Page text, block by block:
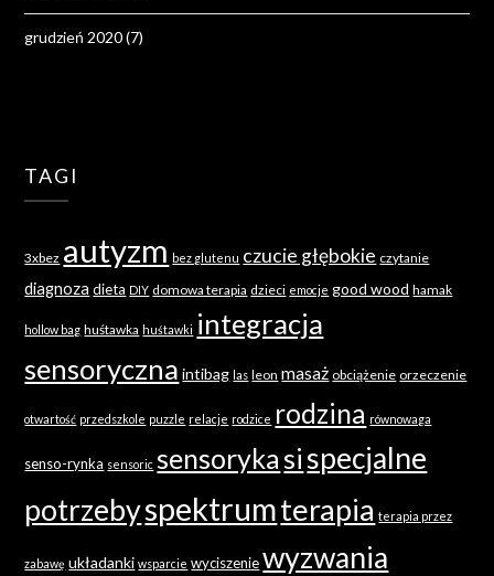
grudzień 2020(7)
TAGI
3xbez autyzm bez glutenu czucie głębokie czytanie
diagnoza dieta DIY domowa terapia dzieci emocje good wood hamak
hollow bag huśtawka huśtawki integracja
sensoryczna intibag las leon masaż obciążenie orzeczenie
otwartość przedszkole puzzle relacje rodzice rodzina równowaga
senso-rynka sensoric sensoryka sispecjalne
potrzebyspektrumterapia terapia przez
zabawę układanki wsparcie wyciszenie wyzwania